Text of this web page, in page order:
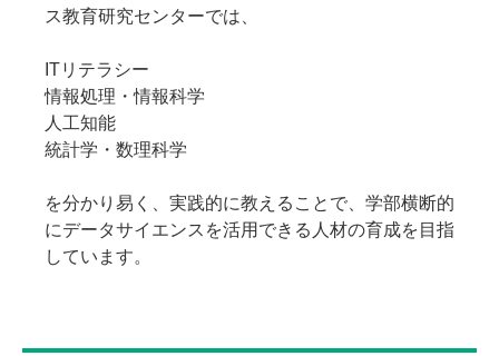
ス教育研究センターでは、
ITリテラシー
情報処理・情報科学
人工知能
統計学・数理科学
を分かり易く、実践的に教えることで、学部横断的
にデータサイエンスを活用できる人材の育成を目指
しています。